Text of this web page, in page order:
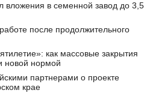
вложения в семенной завод до 3,5
после продолжительного
как массовые закрытия
новой нормой
партнерами о проекте
крае